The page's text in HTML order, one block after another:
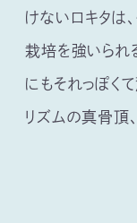
けないロキタは
栽培を強いられ
にもそれっぽく
リズムの真骨頂、